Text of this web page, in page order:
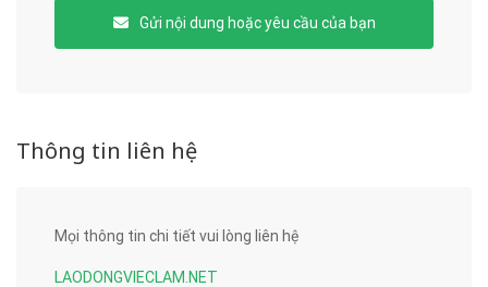
Gửi nội dung hoặc yêu cầu của bạn
Thông tin liên hệ
Mọi thông tin chi tiết vui lòng liên hệ
LAODONGVIECLAM.NET